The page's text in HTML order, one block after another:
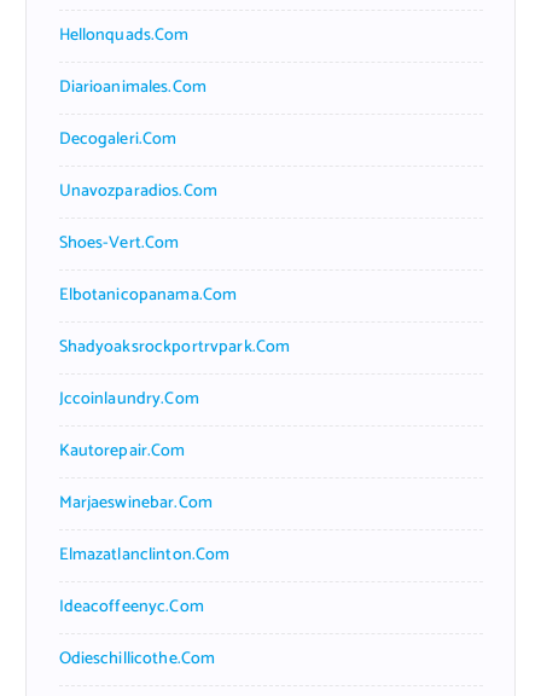
Hellonquads.com
Diarioanimales.com
Decogaleri.com
Unavozparadios.com
Shoes-Vert.com
Elbotanicopanama.com
Shadyoaksrockportrvpark.com
Jccoinlaundry.com
Kautorepair.com
Marjaeswinebar.com
Elmazatlanclinton.com
Ideacoffeenyc.com
Odieschillicothe.com